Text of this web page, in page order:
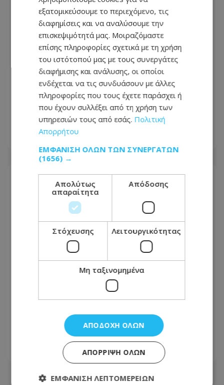
Video: Απίστευτο περιστατικό σε
δρόμο της Κύπρου - Σταμάτησαν στη
μέση του δρόμου με τετράτροχη
μοτοσικλέτα μετά που πέρασαν το
φανάρι
30.07.2026 - 08:48
νοσοκομείο: Έκλεισε την είσοδο με το
αυτοκίνητό του - Δείτε φωτογραφία
29.07.2026 - 09:17
εξατομικεύσουμε το περιεχόμενο, τις
διαφημίσεις και να αναλύσουμε την
επισκεψιμότητά μας. Μοιραζόμαστε
επίσης πληροφορίες σχετικά με τη χρήση
του ιστότοπού μας με τους συνεργάτες
διαφήμισης και ανάλυσης, οι οποίοι
ενδέχεται να τις συνδυάσουν με άλλες
πληροφορίες που τους έχετε παράσχει ή
που έχουν συλλέξει από τη χρήση των
υπηρεσιών τους από εσάς. Πολιτική
Απορρήτου
ΕΜΦΆΝΙΣΗ ΌΛΩΝ ΤΩΝ ΣΥΝΕΡΓΑΤΏΝ
(1656) →
Απολύτως
απαραίτητα
Απόδοσης
Στόχευσης Λειτουργικότητας
Μη ταξινομημένα
ΑΠΟΔΟΧΉ ΌΛΩΝ
ΑΠΌΡΡΙΨΗ ΌΛΩΝ
ΕΜΦΆΝΙΣΗ ΛΕΠΤΟΜΕΡΕΙΏΝ